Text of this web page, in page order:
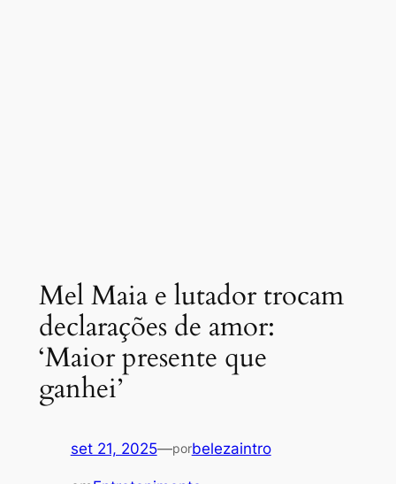
Mel Maia e lutador trocam
declarações de amor:
‘Maior presente que
ganhei’
set 21, 2025—porbelezaintro